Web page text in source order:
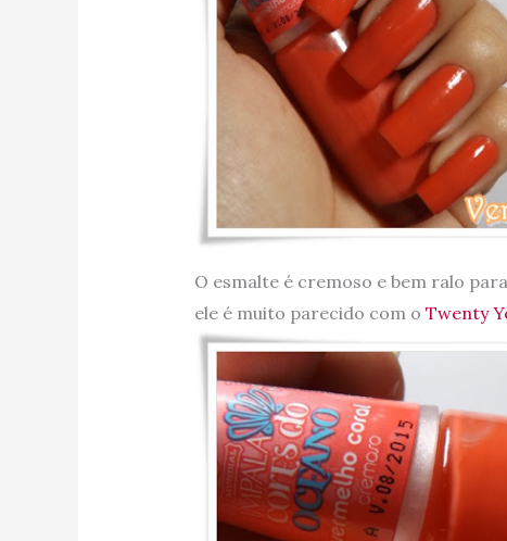
O esmalte é cremoso e bem ralo
ele é muito parecido com o Twenty